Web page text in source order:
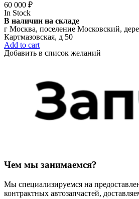
60 000 ₽
In Stock
В наличии на складе
г Москва, поселение Московский,
Картмазовская, д 50
Add to cart
Добавить в список желаний
Чем мы занимаемся?
Мы специализируемся на
контрактных автозапчастей,